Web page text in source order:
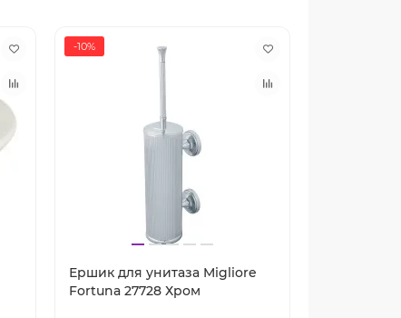
-10%
Ершик для унитаза Migliore
Fortuna 27728 Хром